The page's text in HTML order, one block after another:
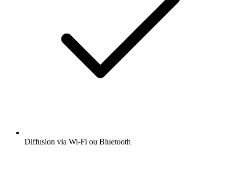
Diffusion via Wi-Fi ou Bluetooth